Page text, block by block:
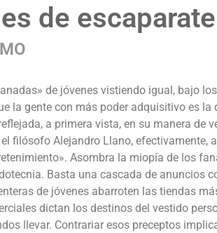
de escaparate
de jóvenes vistiendo igual, bajo
la gente con más poder adquisitivo es
a primera vista, en su manera de
filósofo Alejandro Llano,
Asombra la miopía de los
Basta una cascada de anuncios
de jóvenes abarroten las tiendas
dictan los destinos del vestido
llevar. Contrariar esos preceptos